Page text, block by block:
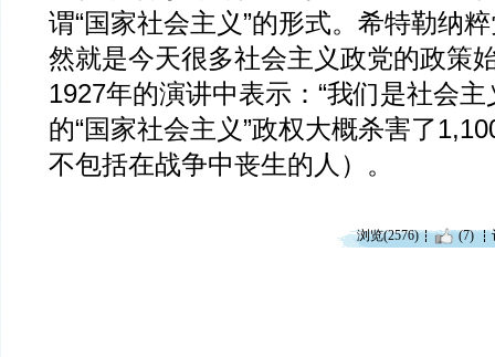
谓“国家社会主义”的形式。希特勒纳
然就是今天很多社会主义政党的政策
1927年的演讲中表示：“我们是社会主
的“国家社会主义”政权大概杀害了
不包括在战争中丧生的人）。
浏览(2576) (7)